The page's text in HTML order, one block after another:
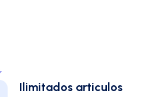
Ilimitados articulos